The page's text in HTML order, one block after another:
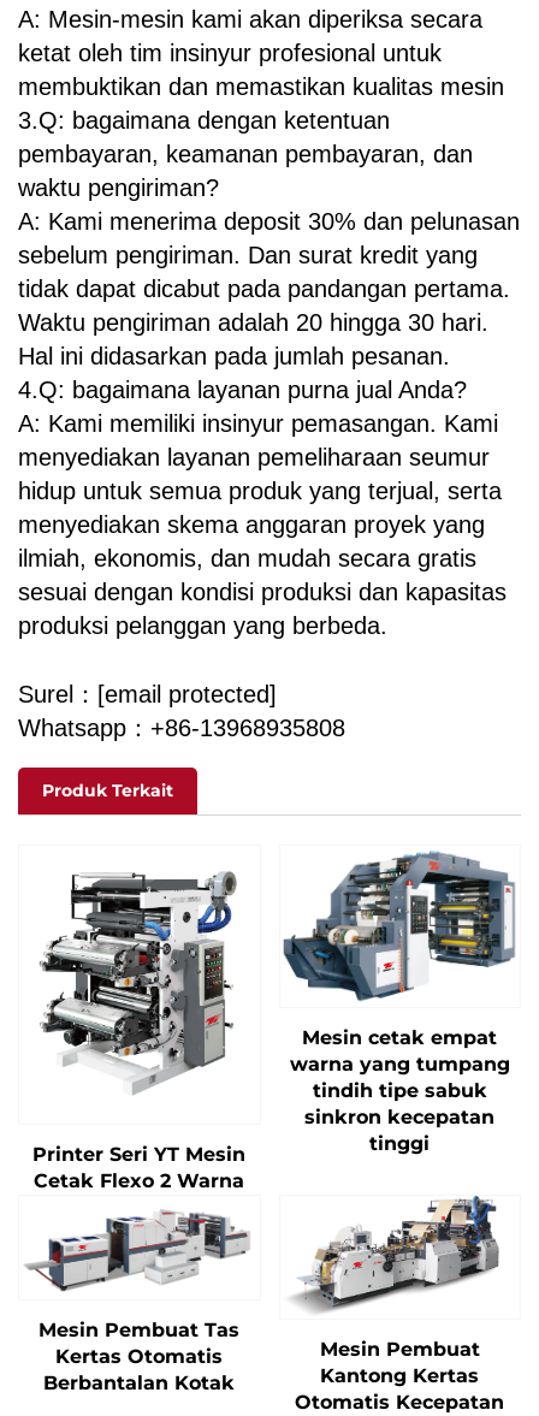
A: Mesin-mesin kami akan diperiksa secara
ketat oleh tim insinyur profesional untuk
membuktikan dan memastikan kualitas mesin
3.Q: bagaimana dengan ketentuan
pembayaran, keamanan pembayaran, dan
waktu pengiriman?
A: Kami menerima deposit 30% dan pelunasan
sebelum pengiriman. Dan surat kredit yang
tidak dapat dicabut pada pandangan pertama.
Waktu pengiriman adalah 20 hingga 30 hari.
Hal ini didasarkan pada jumlah pesanan.
4.Q: bagaimana layanan purna jual Anda?
A: Kami memiliki insinyur pemasangan. Kami
menyediakan layanan pemeliharaan seumur
hidup untuk semua produk yang terjual, serta
menyediakan skema anggaran proyek yang
ilmiah, ekonomis, dan mudah secara gratis
sesuai dengan kondisi produksi dan kapasitas
produksi pelanggan yang berbeda.
Surel： [email protected]
Whatsapp：+86-13968935808
Produk Terkait
Printer Seri YT Mesin
Cetak Flexo 2 Warna
Mesin cetak empat
warna yang tumpang
tindih tipe sabuk
sinkron kecepatan
tinggi
Mesin Pembuat Tas
Kertas Otomatis
Berbantalan Kotak
Mesin Pembuat
Kantong Kertas
Otomatis Kecepatan